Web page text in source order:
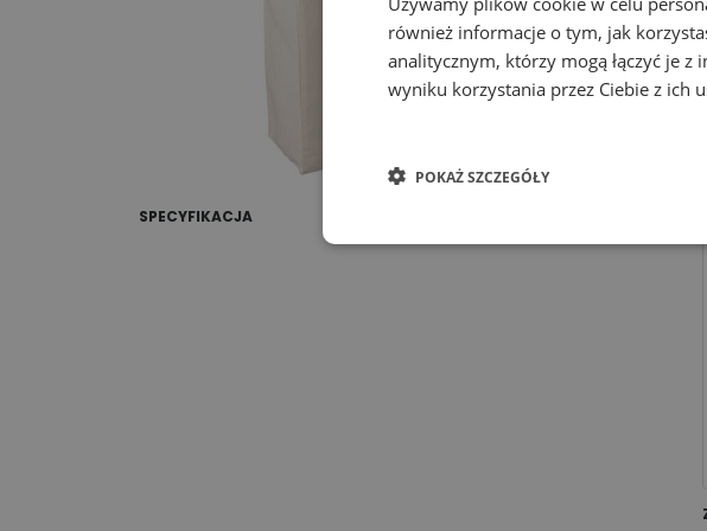
SPECYFIKACJA
również informacje o tym, jak
analitycznym, którzy mogą łączyć je
wyniku korzystania przez Ciebie z ich
POKAŻ SZCZEGÓŁY